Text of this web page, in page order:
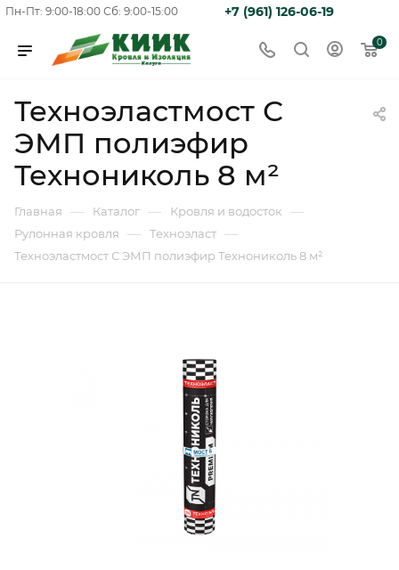
Пн-Пт: 9:00-18:00 Сб: 9:00-15:00 +7 (961) 126-06-19
0
Техноэластмост С
ЭМП полиэфир
Технониколь 8 м²
Главная — Каталог — Кровля и водосток —
Рулонная кровля — Техноэласт —
Техноэластмост С ЭМП полиэфир Технониколь 8 м²